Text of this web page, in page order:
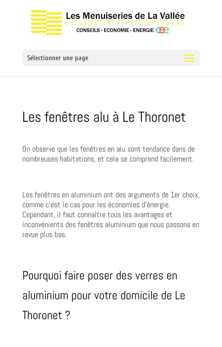
Sélectionner une page
Les fenêtres alu à Le Thoronet
On observe que les fenêtres en alu sont tendance dans de
nombreuses habitations, et cela se comprend facilement.
Les fenêtres en aluminium ont des arguments de 1er choix,
comme c’est le cas pour les économies d’énergie.
Cependant, il faut connaître tous les avantages et
inconvénients des fenêtres aluminium que nous passons en
revue plus bas.
Pourquoi faire poser des verres en
aluminium pour votre domicile de Le
Thoronet ?